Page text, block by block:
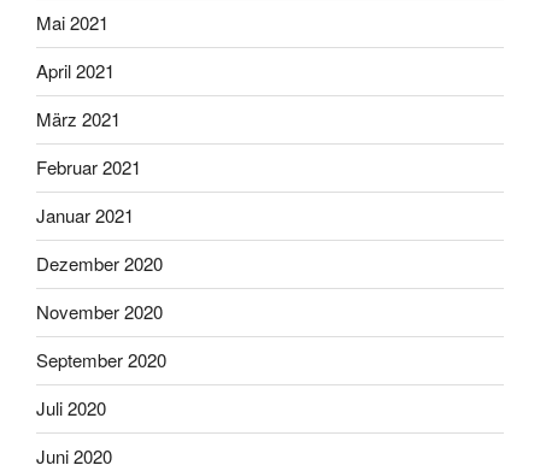
Mai 2021
April 2021
März 2021
Februar 2021
Januar 2021
Dezember 2020
November 2020
September 2020
Juli 2020
Juni 2020